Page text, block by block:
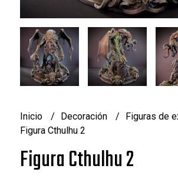
Inicio Decoración
Figuras de
Figura Cthulhu 2
Figura Cthulhu 2